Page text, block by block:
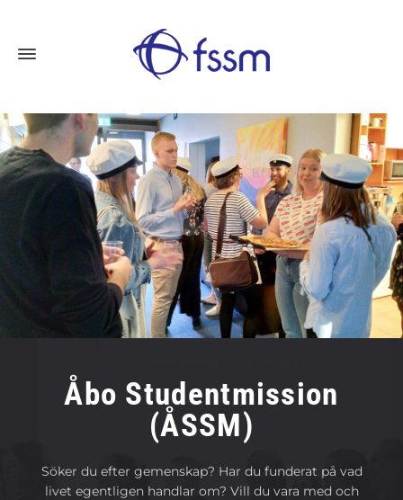
Åbo Studentmission
(ÅSSM)
Söker du efter gemenskap? Har du funderat på vad
livet egentligen handlar om? Vill du vara med och